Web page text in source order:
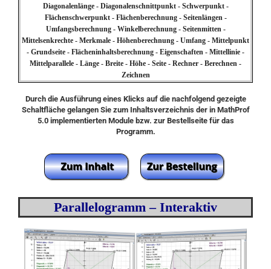
Diagonalenlänge - Diagonalenschnittpunkt - Schwerpunkt -
Flächenschwerpunkt - Flächenberechnung - Seitenlängen -
Umfangsberechnung - Winkelberechnung - Seitenmitten -
Mittelsenkrechte - Merkmale - Höhenberechnung - Umfang - Mittelpunkt
- Grundseite - Flächeninhaltsberechnung - Eigenschaften - Mittellinie -
Mittelparallele - Länge - Breite - Höhe - Seite - Rechner - Berechnen -
Zeichnen
Durch die Ausführung eines Klicks auf die nachfolgend gezeigte
Schaltfläche gelangen Sie zum Inhaltsverzeichnis der in MathProf
5.0 implementierten Module bzw. zur Bestellseite für das
Programm.
Parallelogramm – Interaktiv